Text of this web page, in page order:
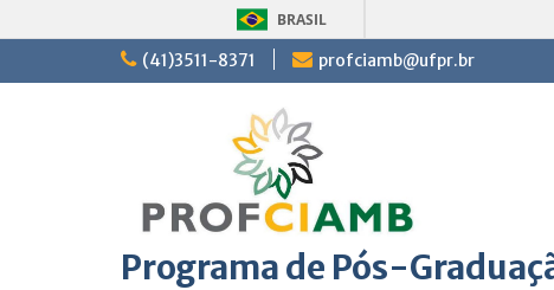
BRASIL
(41)3511-8371 profciamb@ufpr.br
Programa de Pós-